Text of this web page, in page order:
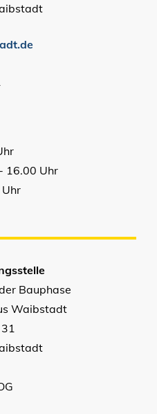
16.00 Uhr
Bauphase
Waibstadt